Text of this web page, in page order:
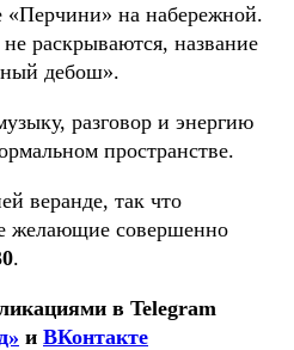
«Перчини» на набережной.
раскрываются, название
дебош».
разговор и энергию
пространстве.
веранде, так что
желающие совершенно
.
в Telegram
и ВКонтакте